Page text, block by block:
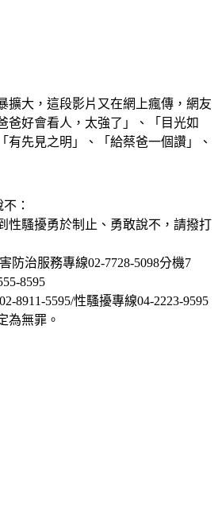
爸好會看人，太強了」、「目光如
有先見之明」、「給蔡爸一個讚」、
性騷擾勇於制止、勇敢說不，請撥打
治服務專線02-7728-5098分機7
8595
5595/性騷擾專線04-2223-9595
為無罪。